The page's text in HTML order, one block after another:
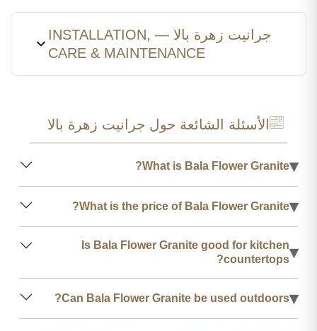
جرانيت زهرة بالا — INSTALLATION,
CARE & MAINTENANCE
الأسئلة الشائعة حول جرانيت زهرة بالا
▾
What is Bala Flower Granite?
▾
What is the price of Bala Flower Granite?
▾
Is Bala Flower Granite good for kitchen
countertops?
▾
Can Bala Flower Granite be used outdoors?